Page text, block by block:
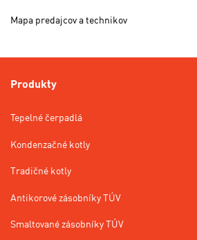
Mapa predajcov a technikov
Produkty
Tepelné čerpadlá
Kondenzačné kotly
Tradičné kotly
Antikorové zásobníky TÚV
Smaltované zásobníky TÚV